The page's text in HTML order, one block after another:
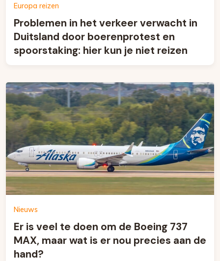
Europa reizen
Problemen in het verkeer verwacht in
Duitsland door boerenprotest en
spoorstaking: hier kun je niet reizen
Nieuws
Er is veel te doen om de Boeing 737
MAX, maar wat is er nou precies aan de
hand?